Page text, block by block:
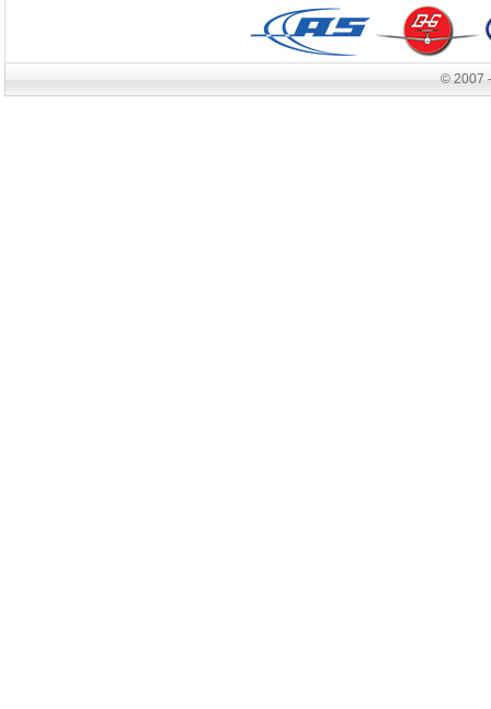
© 2007